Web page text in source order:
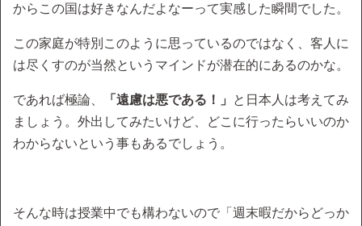
からこの国は好きなんだよなーって実感した瞬間でした。
この家庭が特別このように思っているのではなく、客人に
は尽くすのが当然というマインドが潜在的にあるのかな。
であれば極論、 「遠慮は悪である！」
と日本人は考えてみ
ましょう。外出してみたいけど、どこに行ったらいいのか
わからないという事もあるでしょう。
そんな時は授業中でも構わないので「週末暇だからどっか